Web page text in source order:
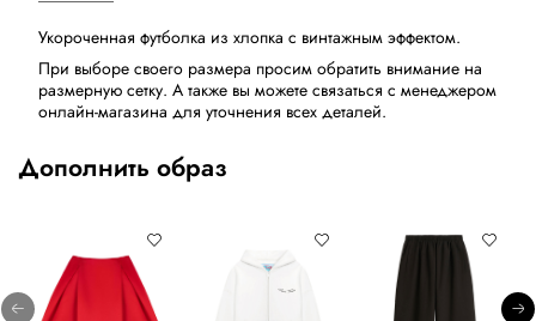
Укороченная футболка из хлопка с винтажным эффектом.
При выборе своего размера просим обратить внимание на
размерную сетку. А также вы можете связаться с менеджером
онлайн-магазина для уточнения всех деталей.
Дополнить образ